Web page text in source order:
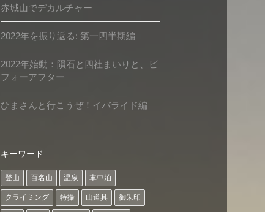
赤城山でデカルチャー
2022年を振り返る: 第一四半期編
2022年始動：隕石と四社まいりと、ビ
フォーアフター
ひまさんと行こうぜ！イバライド編
キーワード
登山 百名山 温泉 車中泊
クライミング 特撮 山道具 御朱印